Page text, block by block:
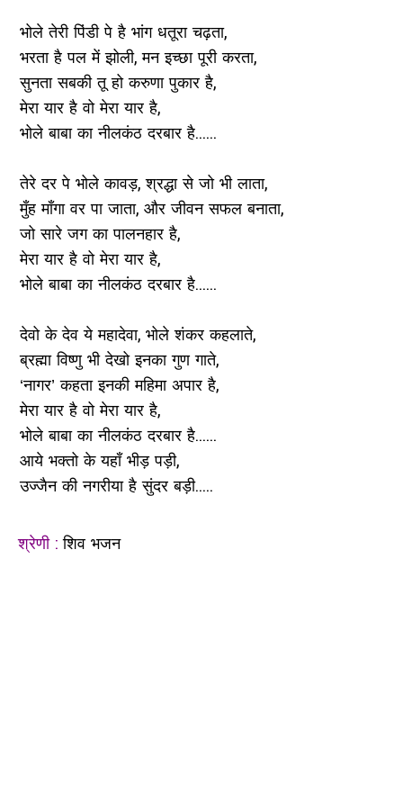
भोले तेरी पिंडी पे है भांग धतूरा चढ़ता,
भरता है पल में झोली, मन इच्छा पूरी करता,
सुनता सबकी तू हो करुणा पुकार है,
मेरा यार है वो मेरा यार है,
भोले बाबा का नीलकंठ दरबार है......
तेरे दर पे भोले कावड़, श्रद्धा से जो भी लाता,
मुँह माँगा वर पा जाता, और जीवन सफल बनाता,
जो सारे जग का पालनहार है,
मेरा यार है वो मेरा यार है,
भोले बाबा का नीलकंठ दरबार है......
देवो के देव ये महादेवा, भोले शंकर कहलाते,
ब्रह्मा विष्णु भी देखो इनका गुण गाते,
‘नागर’ कहता इनकी महिमा अपार है,
मेरा यार है वो मेरा यार है,
भोले बाबा का नीलकंठ दरबार है......
आये भक्तो के यहाँ भीड़ पड़ी,
उज्जैन की नगरीया है सुंदर बड़ी.....
श्रेणी :शिव भजन